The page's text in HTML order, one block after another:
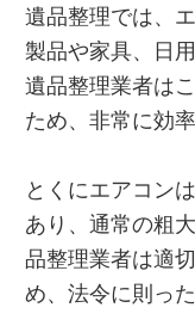
遺品整理では、
製品や家具、日
遺品整理業者は
ため、非常に効率
とくにエアコン
あり、通常の粗
品整理業者は適
め、法令に則っ